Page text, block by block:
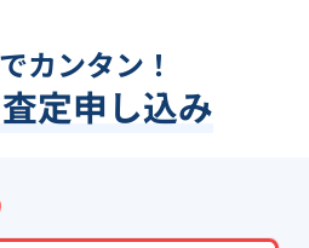
カンタン！
査定申し込み